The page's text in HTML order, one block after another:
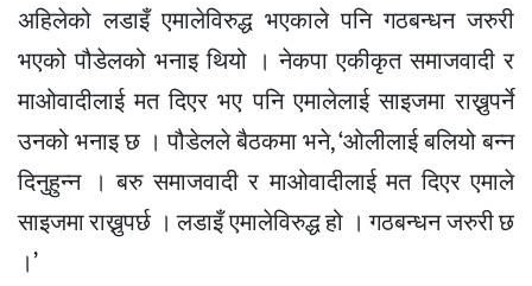
अहिलेको लडाइँ एमालेविरुद्ध भएकाले पनि गठबन्धन जरुरी
भएको पौडेलको भनाइ थियो । नेकपा एकीकृत समाजवादी र
माओवादीलाई मत दिएर भए पनि एमालेलाई साइजमा राख्नुपर्ने
उनको भनाइ छ । पौडेलले बैठकमा भने, ‘ओलीलाई बलियो बन्न
दिनुहुन्न । बरु समाजवादी र माओवादीलाई मत दिएर एमाले
साइजमा राख्नुपर्छ । लडाइँ एमालेविरुद्ध हो । गठबन्धन जरुरी छ
।’